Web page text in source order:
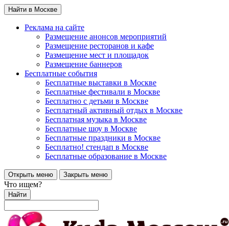
Найти в Москве
Реклама на сайте
Размещение анонсов мероприятий
Размещение ресторанов и кафе
Размещение мест и площадок
Размещение баннеров
Бесплатные события
Бесплатные выставки в Москве
Бесплатные фестивали в Москве
Бесплатно с детьми в Москве
Бесплатный активный отдых в Москве
Бесплатная музыка в Москве
Бесплатные шоу в Москве
Бесплатные праздники в Москве
Бесплатно! стендап в Москве
Бесплатные образование в Москве
Открыть меню Закрыть меню
Что ищем?
Найти